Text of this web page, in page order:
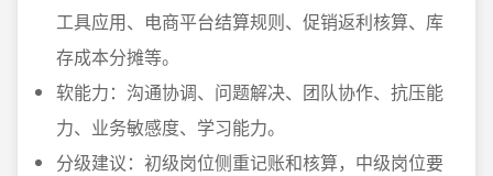
工具应用、电商平台结算规则、促销返利核算、库
存成本分摊等。
软能力：沟通协调、问题解决、团队协作、抗压能
力、业务敏感度、学习能力。
分级建议：初级岗位侧重记账和核算，中级岗位要